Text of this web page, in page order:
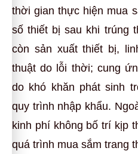
thời gian thực hiện mua
số thiết bị sau khi trúng
còn sản xuất thiết bị,
thuật do lỗi thời; cung
do khó khăn phát sinh
quy trình nhập khẩu.
kinh phí không bố trí kịp
quá trình mua sắm trang